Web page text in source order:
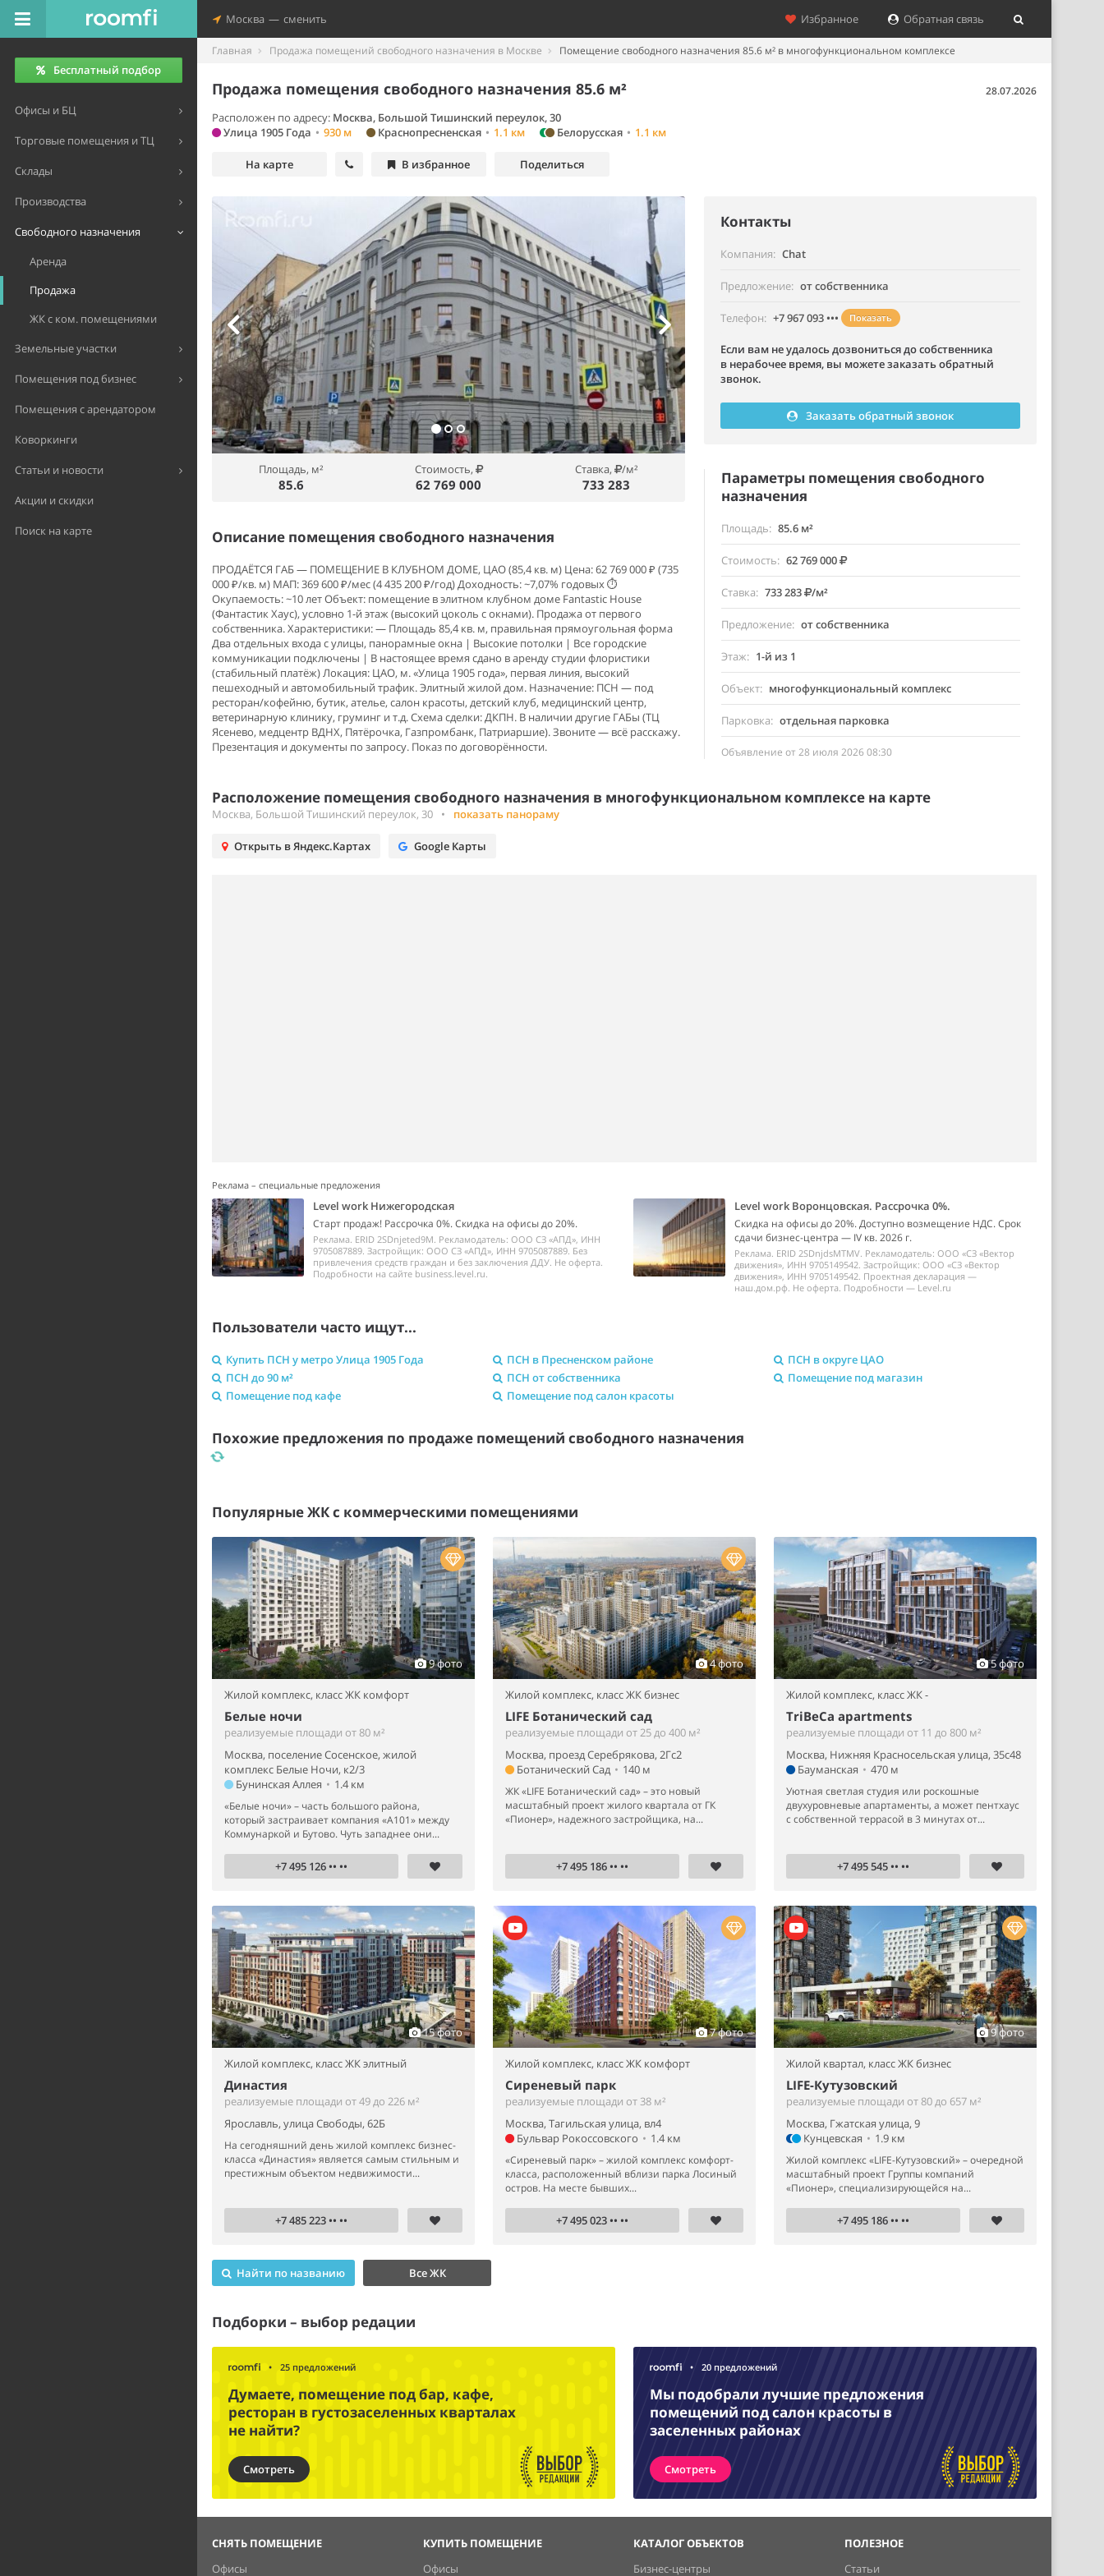
Москва — сменить Избранное Обратная связь
Бесплатный подбор
Офисы и БЦ
Торговые помещения и ТЦ
Склады
Производства
Свободного назначения
Аренда
Продажа
ЖК с ком. помещениями
Земельные участки
Помещения под бизнес
Помещения с арендатором
Коворкинги
Статьи и новости
Акции и скидки
Поиск на карте
Главная Продажа помещений свободного назначения в Москве Помещение свободного назначения 85.6 м² в многофункциональном комплексе
Продажа помещения свободного назначения 85.6 м² 28.07.2026
Расположен по адресу: Москва, Большой Тишинский переулок, 30
Улица 1905 Года • 930 м Краснопресненская • 1.1 км Белорусская • 1.1 км
На карте В избранное Поделиться
Площадь, м²
85.6
Стоимость,
62 769 000
Ставка, /м²
733 283
Описание помещения свободного назначения
ПРОДАЁТСЯ ГАБ — ПОМЕЩЕНИЕ В КЛУБНОМ ДОМЕ, ЦАО (85,4 кв. м) Цена: 62 769 000 ₽ (735
000 ₽/кв. м) МАП: 369 600 ₽/мес (4 435 200 ₽/год) Доходность: ~7,07% годовых ⏱️
Окупаемость: ~10 лет Объект: помещение в элитном клубном доме Fantastic House
(Фантастик Хаус), условно 1-й этаж (высокий цоколь с окнами). Продажа от первого
собственника. Характеристики: — Площадь 85,4 кв. м, правильная прямоугольная форма
Два отдельных входа с улицы, панорамные окна | Высокие потолки | Все городские
коммуникации подключены | В настоящее время сдано в аренду студии флористики
(стабильный платёж) Локация: ЦАО, м. «Улица 1905 года», первая линия, высокий
пешеходный и автомобильный трафик. Элитный жилой дом. Назначение: ПСН — под
ресторан/кофейню, бутик, ателье, салон красоты, детский клуб, медицинский центр,
ветеринарную клинику, груминг и т.д. Схема сделки: ДКПН. В наличии другие ГАБы (ТЦ
Ясенево, медцентр ВДНХ, Пятёрочка, Газпромбанк, Патриаршие). Звоните — всё расскажу.
Презентация и документы по запросу. Показ по договорённости.
Контакты
Компания Chat
Предложение от собственника
Телефон +7 967 093 ••• Показать
Если вам не удалось дозвониться до собственника
в нерабочее время, вы можете заказать обратный
звонок.
Заказать обратный звонок
Параметры помещения свободного
назначения
Площадь 85.6 м²
Стоимость 62 769 000
Ставка 733 283 /м²
Предложение от собственника
Этаж 1-й из 1
Объект многофункциональный комплекс
Парковка отдельная парковка
Объявление от 28 июля 2026 08:30
Расположение помещения свободного назначения в многофункциональном комплексе на карте
Москва, Большой Тишинский переулок, 30 • показать панораму
Открыть в Яндекс.Картах Google Карты
Реклама – специальные предложения
Level work Нижегородская
Старт продаж! Рассрочка 0%. Скидка на офисы до 20%.
Реклама. ERID 2SDnjeted9M. Рекламодатель: ООО СЗ «АПД», ИНН
9705087889. Застройщик: ООО СЗ «АПД», ИНН 9705087889. Без
привлечения средств граждан и без заключения ДДУ. Не оферта.
Подробности на сайте business.level.ru.
Level work Воронцовская. Рассрочка 0%.
Скидка на офисы до 20%. Доступно возмещение НДС. Срок
сдачи бизнес-центра — IV кв. 2026 г.
Реклама. ERID 2SDnjdsMTMV. Рекламодатель: ООО «СЗ «Вектор
движения», ИНН 9705149542. Застройщик: ООО «СЗ «Вектор
движения», ИНН 9705149542. Проектная декларация —
наш.дом.рф. Не оферта. Подробности — Level.ru
Пользователи часто ищут...
Купить ПСН у метро Улица 1905 Года ПСН в Пресненском районе
ПСН в округе ЦАО
ПСН до 90 м²
ПСН от собственника
Помещение под магазин
Помещение под кафе
Помещение под салон красоты
Похожие предложения по продаже помещений свободного назначения
Популярные ЖК с коммерческими помещениями
9 фото
Жилой комплекс, класс ЖК комфорт
Белые ночи
реализуемые площади от 80 м²
Москва, поселение Сосенское, жилой
комплекс Белые Ночи, к2/3
Бунинская Аллея • 1.4 км
«Белые ночи» – часть большого района,
который застраивает компания «А101» между
Коммунаркой и Бутово. Чуть западнее они...
+7 495 126 •• ••
4 фото
Жилой комплекс, класс ЖК бизнес
LIFE Ботанический сад
реализуемые площади от 25 до 400 м²
Москва, проезд Серебрякова, 2Гс2
Ботанический Сад • 140 м
ЖК «LIFE Ботанический сад» – это новый
масштабный проект жилого квартала от ГК
«Пионер», надежного застройщика, на...
+7 495 186 •• ••
5 фото
Жилой комплекс, класс ЖК -
TriBeCa apartments
реализуемые площади от 11 до 800 м²
Москва, Нижняя Красносельская улица, 35с48
Бауманская • 470 м
Уютная светлая студия или роскошные
двухуровневые апартаменты, а может пентхаус
с собственной террасой в 3 минутах от...
+7 495 545 •• ••
15 фото
Жилой комплекс, класс ЖК элитный
Династия
реализуемые площади от 49 до 226 м²
Ярославль, улица Свободы, 62Б
На сегодняшний день жилой комплекс бизнес-
класса «Династия» является самым стильным и
престижным объектом недвижимости...
+7 485 223 •• ••
7 фото
Жилой комплекс, класс ЖК комфорт
Сиреневый парк
реализуемые площади от 38 м²
Москва, Тагильская улица, вл4
Бульвар Рокоссовского • 1.4 км
«Сиреневый парк» – жилой комплекс комфорт-
класса, расположенный вблизи парка Лосиный
остров. На месте бывших...
+7 495 023 •• ••
9 фото
Жилой квартал, класс ЖК бизнес
LIFE-Кутузовский
реализуемые площади от 80 до 657 м²
Москва, Гжатская улица, 9
Кунцевская • 1.9 км
Жилой комплекс «LIFE-Кутузовский» – очередной
масштабный проект Группы компаний
«Пионер», специализирующейся на...
+7 495 186 •• ••
Найти по названию Все ЖК
Подборки – выбор редации
• 25 предложений
Думаете, помещение под бар, кафе,
ресторан в густозаселенных кварталах
не найти?
Смотреть
• 20 предложений
Мы подобрали лучшие предложения
помещений под салон красоты в
заселенных районах
Смотреть
СНЯТЬ ПОМЕЩЕНИЕ
Офисы
КУПИТЬ ПОМЕЩЕНИЕ
Офисы
КАТАЛОГ ОБЪЕКТОВ
Бизнес-центры
ПОЛЕЗНОЕ
Статьи